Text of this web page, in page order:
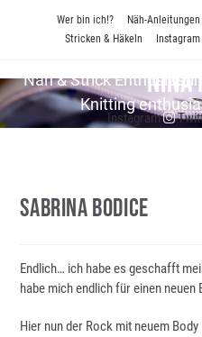
Wer bin ich!? Näh-Anleitungen
Stricken & Häkeln
Instagram
Nina
Näh & Strick
Knitting
Instagram
Sabrina Bodice
Endlich… ich habe es geschafft
habe mich endlich für einen
Hier nun der Rock mit neuem